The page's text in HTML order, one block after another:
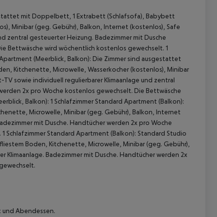
mit Doppelbett, 1 Extrabett (Schlafsofa), Babybett
Minibar (geg. Gebühr), Balkon, Internet (kostenlos), Safe
zentral gesteuerter Heizung. Badezimmer mit Dusche
Bettwäsche wird wöchentlich kostenlos gewechselt. 1
(Meerblick, Balkon): Die Zimmer sind ausgestattet
Kitchenette, Microwelle, Wasserkocher (kostenlos), Minibar
sowie individuell regulierbarer Klimaanlage und zentral
2x pro Woche kostenlos gewechselt. Die Bettwäsche
Balkon): 1 Schlafzimmer Standard Apartment (Balkon):
Microwelle, Minibar (geg. Gebühr), Balkon, Internet
mit Dusche. Handtücher werden 2x pro Woche
Standard Apartment (Balkon): Standard Studio
Boden, Kitchenette, Microwelle, Minibar (geg. Gebühr),
Badezimmer mit Dusche. Handtücher werden 2x
und Abendessen.